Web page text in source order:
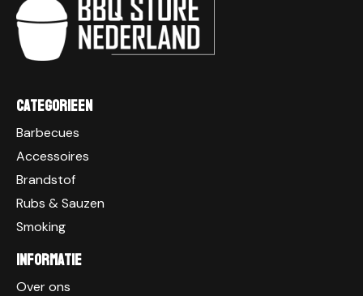
Categorieen
Barbecues
Accessoires
Brandstof
Rubs & Sauzen
Smoking
Informatie
Over ons